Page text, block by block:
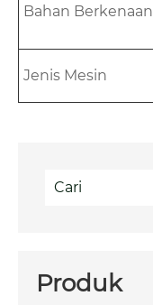
Bahan Berkenaan
Jenis Mesin
Produk